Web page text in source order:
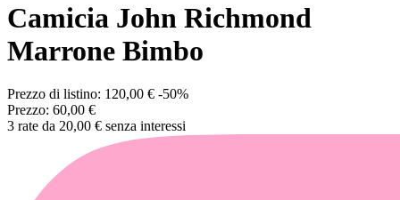
Camicia John Richmond
Marrone Bimbo
Prezzo di listino: 120,00 € -50%
Prezzo: 60,00 €
3 rate da 20,00 € senza interessi